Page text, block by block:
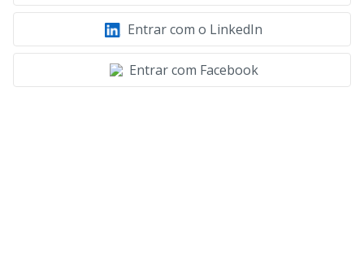
Entrar com o LinkedIn
Entrar com Facebook